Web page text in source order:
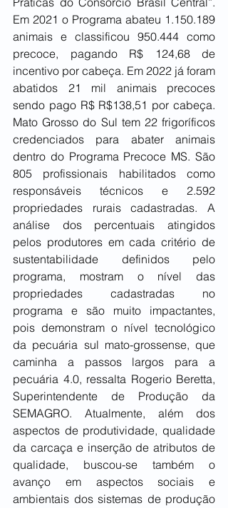
Em 2021 o Programa abateu 1.150.189
animais e classificou 950.444 como
precoce, pagando R$ 124,68 de
incentivo por cabeça. Em 2022 já foram
abatidos 21 mil animais precoces
sendo pago R$ R$138,51 por cabeça.
Mato Grosso do Sul tem 22 frigoríficos
credenciados para abater animais
dentro do Programa Precoce MS. São
805 profissionais habilitados como
responsáveis técnicos e 2.592
propriedades rurais cadastradas. A
análise dos percentuais atingidos
pelos produtores em cada critério de
sustentabilidade definidos pelo
programa, mostram o nível das
propriedades cadastradas no
programa e são muito impactantes,
pois demonstram o nível tecnológico
da pecuária sul mato-grossense, que
caminha a passos largos para a
pecuária 4.0, ressalta Rogerio Beretta,
Superintendente de Produção da
SEMAGRO. Atualmente, além dos
aspectos de produtividade, qualidade
da carcaça e inserção de atributos de
qualidade, buscou-se também o
avanço em aspectos sociais e
ambientais dos sistemas de produção